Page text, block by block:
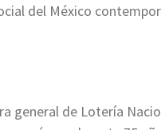
del México
general de Lotería